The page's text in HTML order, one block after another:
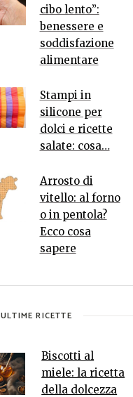
cibo lento”:
benessere e
soddisfazione
alimentare
Stampi in
silicone per
dolci e ricette
salate: cosa…
Arrosto di
vitello: al forno
o in pentola?
Ecco cosa
sapere
ULTIME RICETTE
Biscotti al
miele: la ricetta
della dolcezza